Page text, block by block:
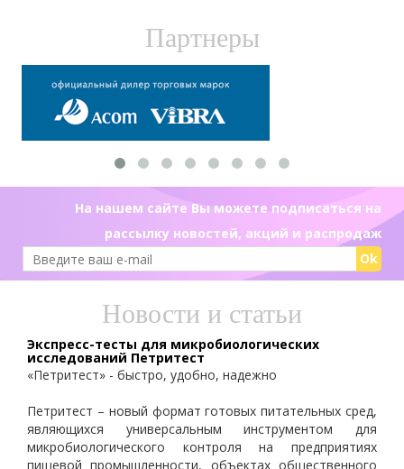
Партнеры
На нашем сайте Вы можете подписаться на
рассылку новостей, акций и распродаж
Ok
Новости и статьи
Экспресс-тесты для микробиологических
исследований Петритест
«Петритест» - быстро, удобно, надежно
Петритест – новый формат готовых питательных сред,
являющихся универсальным инструментом для
микробиологического контроля на предприятиях
пищевой промышленности, объектах общественного